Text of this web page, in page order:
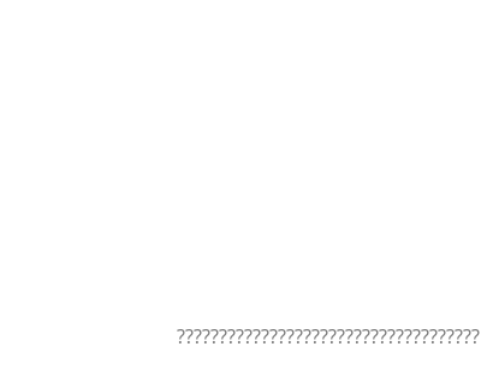
????????????????????????????????????